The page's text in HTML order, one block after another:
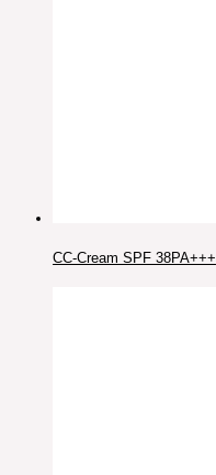
CC-Cream SPF 38PA+++